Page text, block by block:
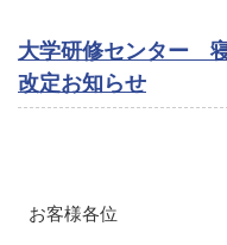
大学研修センター
改定お知らせ
お客様各位